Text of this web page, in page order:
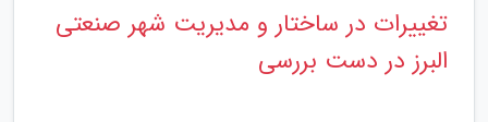
تغییرات در ساختار و مدیریت شهر صنعتی
البرز در دست بررسی